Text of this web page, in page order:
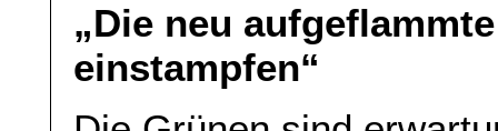
„Die neu
einstampfen“